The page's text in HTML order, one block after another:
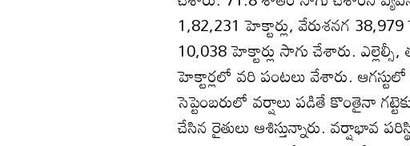
1,82,231 హెక్టార్లు, వేరుశనగ
10,038 హెక్టార్లు సాగు చేశారు.
హెక్టార్లలో వరి పంటలు వేశారు.
సెప్టెంబరులో వర్షాలు పడితే కొంతైనా
చేసిన రైతులు ఆశిస్తున్నారు. వర్షాభావ